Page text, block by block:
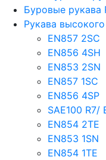
Буровые рукава
Рукава
EN857 2SС
EN856 4SH
EN853 2SN
EN857 1SC
EN856 4SP
SAE100 R7/
EN854 2TE
EN853 1SN
EN854 1TE